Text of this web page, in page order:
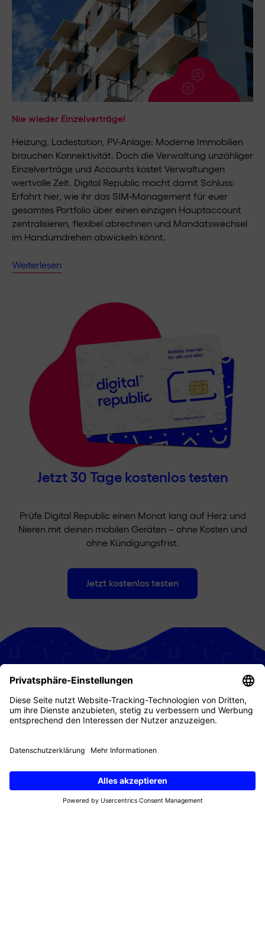
Nie wieder Einzelverträge!
Heizung, Ladestation, PV-Anlage: Moderne Immobilien
brauchen Konnektivität. Doch die Verwaltung unzähliger
Einzelverträge und Accounts kostet Verwaltungen
wertvolle Zeit. Digital Republic macht damit Schluss:
Erfahrt hier, wie ihr das SIM-Management für euer
gesamtes Portfolio über einen einzigen Hauptaccount
zentralisieren, flexibel abrechnen und Mandatswechsel
im Handumdrehen abwickeln könnt.
Weiterlesen
Jetzt 30 Tage kostenlos testen
Prüfe Digital Republic einen Monat lang auf Herz und
Nieren mit deinen mobilen Geräten – ohne Kosten und
ohne Kündigungsfrist.
Jetzt kostenlos testen
Privatkunden
Geschäftskunden
Digital Republic
Supportcenter